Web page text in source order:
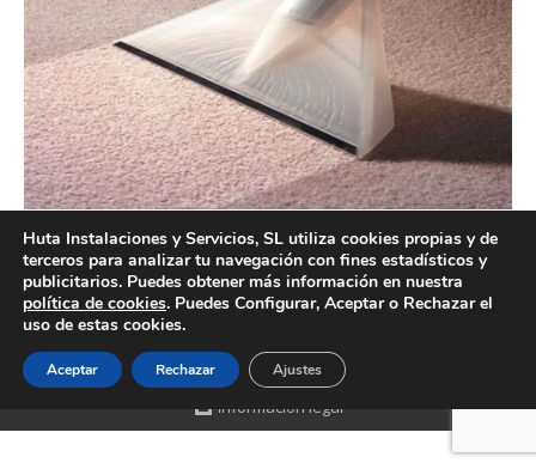
Servicios de limpieza de tapicerías en Valencia
Creado por Tandem Marketing Digital
Información legal
Huta Instalaciones y Servicios, SL utiliza cookies propias y de
terceros para analizar tu navegación con fines estadísticos y
publicitarios. Puedes obtener más información en nuestra
política de cookies. Puedes Configurar, Aceptar o Rechazar el
uso de estas cookies.
Aceptar Rechazar Ajustes